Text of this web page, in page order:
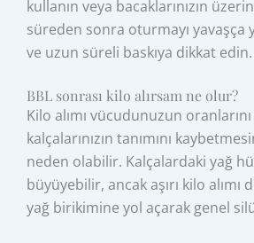
kullanın veya bacaklarınızın
süreden sonra oturmayı yavaşça
ve uzun süreli baskıya dikkat edin.
BBL sonrası kilo alırsam ne olur?
Kilo alımı vücudunuzun
kalçalarınızın tanımını
neden olabilir. Kalçalardaki yağ
büyüyebilir, ancak aşırı kilo alımı
yağ birikimine yol açarak genel